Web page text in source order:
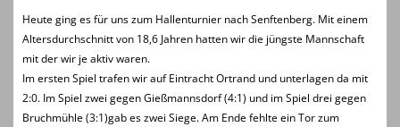
Heute ging es für uns zum Hallenturnier nach Senftenberg. Mit einem
Altersdurchschnitt von 18,6 Jahren hatten wir die jüngste Mannschaft
mit der wir je aktiv waren.
Im ersten Spiel trafen wir auf Eintracht Ortrand und unterlagen da mit
2:0. Im Spiel zwei gegen Gießmannsdorf (4:1) und im Spiel drei gegen
Bruchmühle (3:1)gab es zwei Siege. Am Ende fehlte ein Tor zum